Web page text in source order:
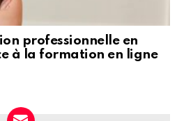
professionnelle en
à la formation en ligne